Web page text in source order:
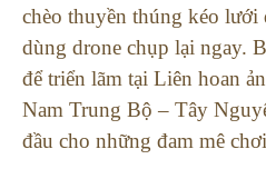
chèo thuyền thúng kéo
dùng drone chụp lại ngay.
để triển lãm tại Liên hoan
Nam Trung Bộ – Tây
đầu cho những đam mê